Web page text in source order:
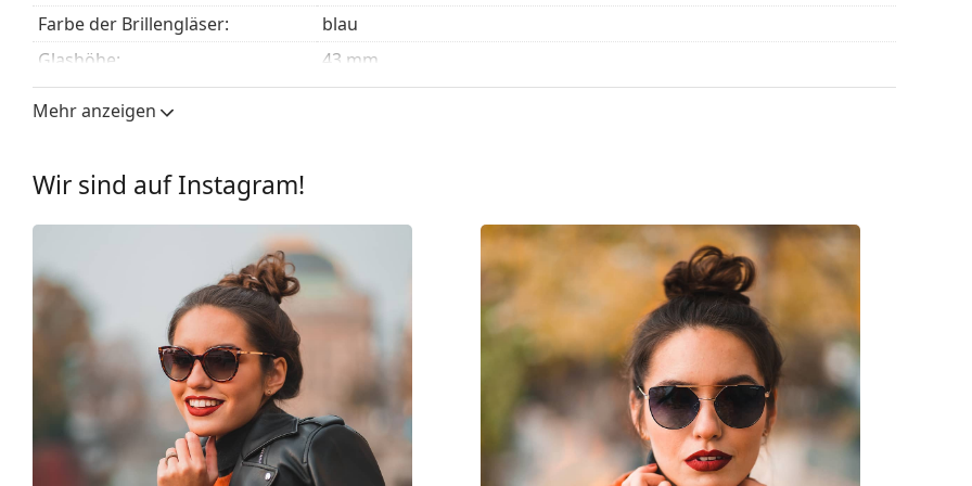
mit einem Stoffbeutel anstelle eines Tuchs geliefert werden.
Entdecken Sie das gesamte Sortiment derSonnenbrillen, um weitere Modelle beliebter Marken zu
Farbe der Brillengläser:
blau
Glashöhe:
43 mm
Glasbreite:
52 mm
Brillenfassungen
Farbe der Fassung:
braun
Material der Fassung:
Metall/Kunststoff
Größe:
Brillenbreite:
136 mm
Bügellänge:
145 mm
Stegbreite:
21 mm
Mehr anzeigen
Wir sind auf Instagram!